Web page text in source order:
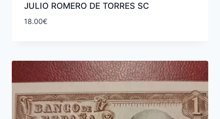
JULIO ROMERO DE TORRES SC
18.00€